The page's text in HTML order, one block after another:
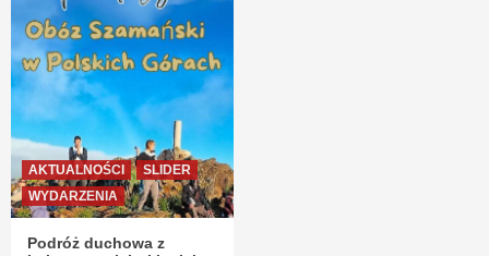
AKTUALNOŚCI
SLIDER
WYDARZENIA
Podróż duchowa z